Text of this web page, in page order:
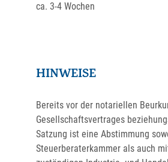
ca. 3-4 Wochen
HINWEISE
Bereits vor der notariellen
Gesellschaftsvertrages
Satzung ist eine Abstimmung
Steuerberaterkammer als auch